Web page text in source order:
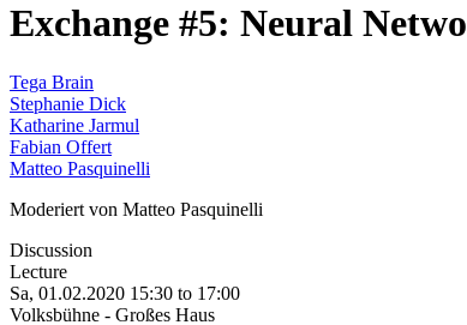
Exchange #5: Neural
Tega Brain
Stephanie Dick
Katharine Jarmul
Fabian Offert
Matteo Pasquinelli
Moderiert von Matteo Pasquinelli
Discussion
Lecture
Sa, 01.02.2020 15:30 to 17:00
Volksbühne - Großes Haus